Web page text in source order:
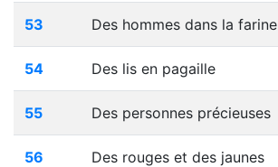
53 Des hommes dans la farine
54 Des lis en pagaille
55 Des personnes précieuses
56 Des rouges et des jaunes